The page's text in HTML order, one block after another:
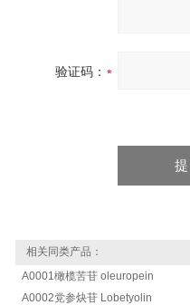
验证码：
相关同类产品：
A0001橄榄苦苷 oleuropein
A0002党参炔苷 Lobetyolin